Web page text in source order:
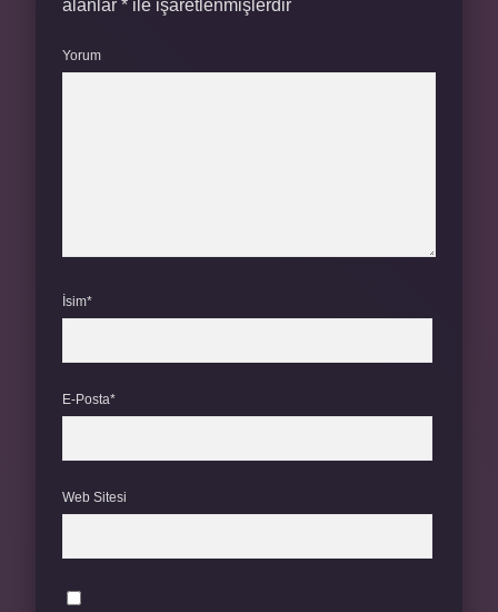
alanlar * ile işaretlenmişlerdir
Yorum
İsim*
E-Posta*
Web Sitesi